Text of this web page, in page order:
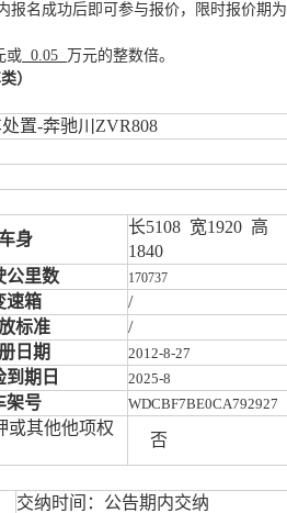
报名成功后即可参与报价，限时报价期为
或 0.05 万元的整数倍。
）
置-奔驰川ZVR808
车身
长5108 宽1920 高
1840
公里数 170737
速箱
/
标准
/
日期 2012-8-27
到期日 2025-8
架号 WDCBF7BE0CA792927
或其他他项权
否
交纳时间： 公告期内交纳